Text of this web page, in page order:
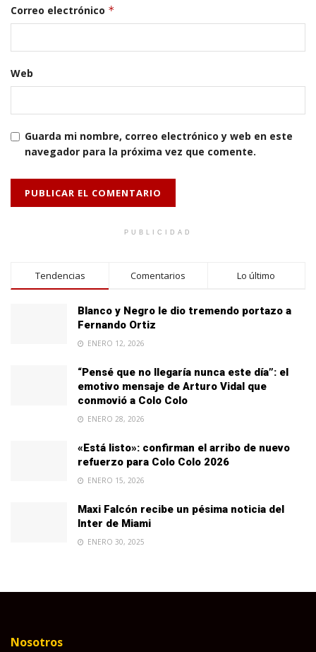
Correo electrónico *
Web
Guarda mi nombre, correo electrónico y web en este
navegador para la próxima vez que comente.
PUBLICIDAD
Tendencias Comentarios Lo último
Blanco y Negro le dio tremendo portazo a
Fernando Ortiz
ENERO 12, 2026
“Pensé que no llegaría nunca este día”: el
emotivo mensaje de Arturo Vidal que
conmovió a Colo Colo
ENERO 28, 2026
«Está listo»: confirman el arribo de nuevo
refuerzo para Colo Colo 2026
ENERO 15, 2026
Maxi Falcón recibe un pésima noticia del
Inter de Miami
ENERO 30, 2025
Nosotros